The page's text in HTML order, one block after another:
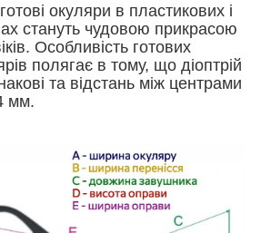
окуляри в пластикових і
стануть чудовою прикрасою
Особливість готових
полягає в тому, що діоптрій
та відстань між центрами
мм.